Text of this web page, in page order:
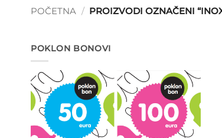
POČETNA / PROIZVODI OZNAČENI
POKLON BONOVI